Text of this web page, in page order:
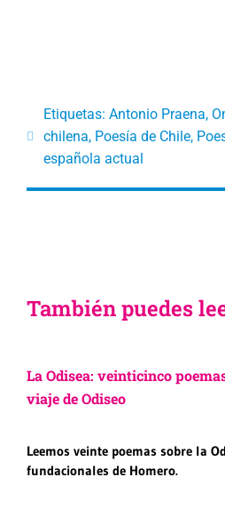
Etiquetas: Antonio Praena,
chilena, Poesía de Chile,
española actual
También puedes
La Odisea: veinticinco
viaje de Odiseo
Leemos veinte poemas sobre la
fundacionales de Homero.